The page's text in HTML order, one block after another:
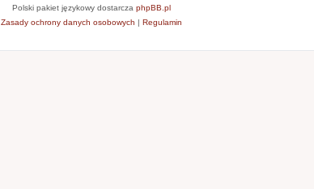
Polski pakiet językowy dostarcza phpBB.pl
Zasady ochrony danych osobowych | Regulamin